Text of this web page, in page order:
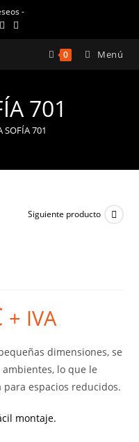
-
0 Menú
701
SOFÍA 701
Siguiente producto
El
precio
actual
318,00 €.
+ IVA
dimensiones, se
lo que le
espacios reducidos.
montaje.